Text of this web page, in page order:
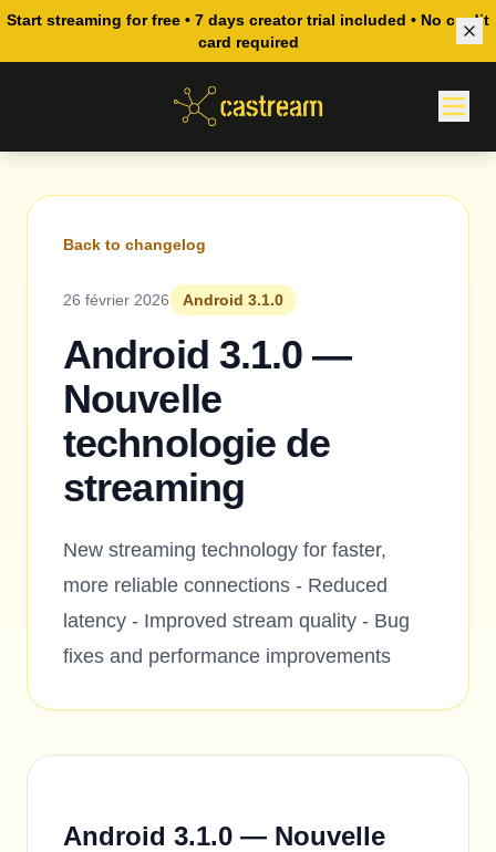
Start streaming for free • 7 days creator trial included • No credit
card required
Back to changelog
26 février 2026 Android 3.1.0
Android 3.1.0 —
Nouvelle
technologie de
streaming
New streaming technology for faster,
more reliable connections - Reduced
latency - Improved stream quality - Bug
fixes and performance improvements
Android 3.1.0 — Nouvelle